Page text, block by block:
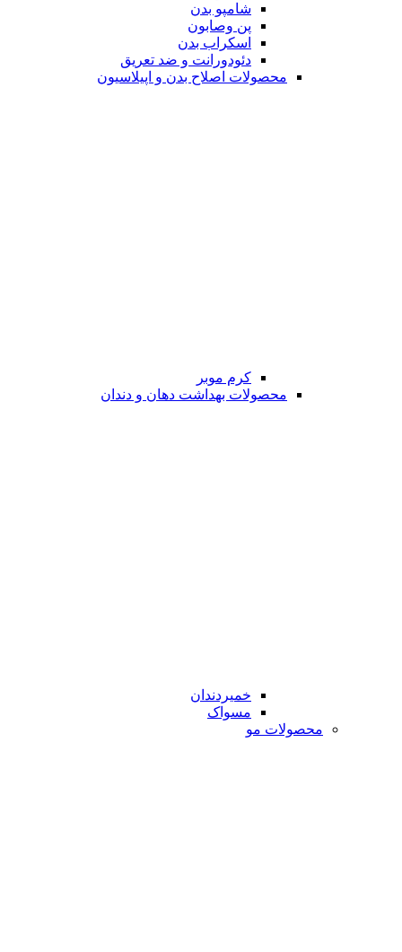
شامپو بدن
پن وصابون
اسکراب بدن
دئودورانت و ضد تعریق
محصولات اصلاح بدن و اپیلاسیون
کرم موبر
محصولات بهداشت دهان و دندان
خمیردندان
مسواک
محصولات مو